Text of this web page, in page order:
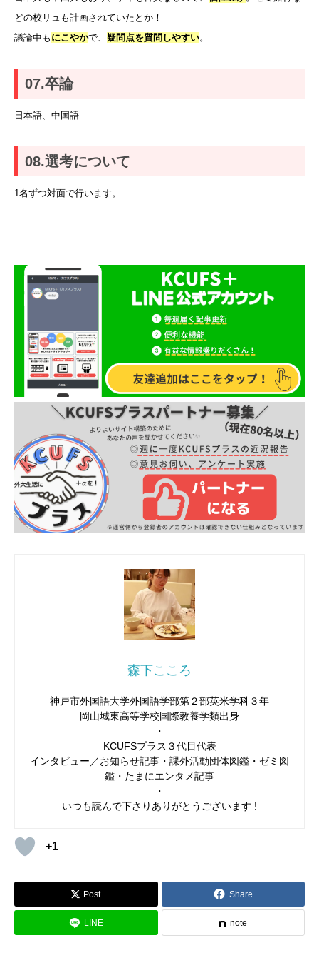
どの校リュも計画されていたとか！
議論中も にこやかで、 疑問点を質問しやすい。
07.卒論
日本語、中国語
08.選考について
1名ずつ対面で行います。
森下こころ
神戸市外国語大学外国語学部第２部英米学科３年
岡山城東高等学校国際教養学類出身
・
KCUFSプラス３代目代表
インタビュー／お知らせ記事・課外活動団体図鑑・ゼミ図
鑑・たまにエンタメ記事
・
いつも読んで下さりありがとうございます !
+1
Post Share
LINE note